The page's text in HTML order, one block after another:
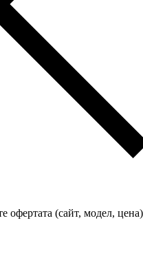
офертата (сайт, модел, цена)